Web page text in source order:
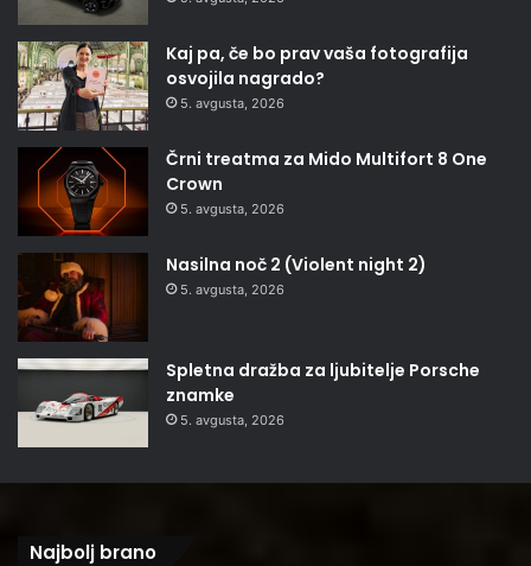
Kaj pa, če bo prav vaša fotografija
osvojila nagrado?
5. avgusta, 2026
Črni treatma za Mido Multifort 8 One
Crown
5. avgusta, 2026
Nasilna noč 2 (Violent night 2)
5. avgusta, 2026
Spletna dražba za ljubitelje Porsche
znamke
5. avgusta, 2026
Najbolj brano